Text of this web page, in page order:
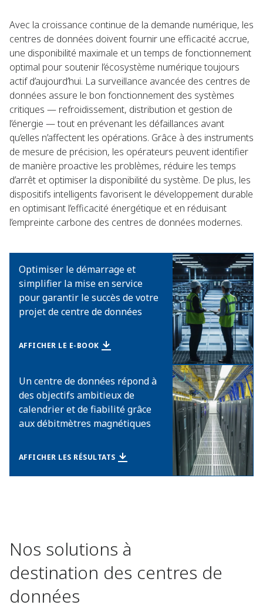
Avec la croissance continue de la demande numérique, les
centres de données doivent fournir une efficacité accrue,
une disponibilité maximale et un temps de fonctionnement
optimal pour soutenir l’écosystème numérique toujours
actif d’aujourd’hui. La surveillance avancée des centres de
données assure le bon fonctionnement des systèmes
critiques — refroidissement, distribution et gestion de
l’énergie — tout en prévenant les défaillances avant
qu’elles n’affectent les opérations. Grâce à des instruments
de mesure de précision, les opérateurs peuvent identifier
de manière proactive les problèmes, réduire les temps
d’arrêt et optimiser la disponibilité du système. De plus, les
dispositifs intelligents favorisent le développement durable
en optimisant l’efficacité énergétique et en réduisant
l’empreinte carbone des centres de données modernes.​
Optimiser le démarrage et
simplifier la mise en service
pour garantir le succès de votre
projet de centre de données ​
AFFICHER LE E-BOOK
Un centre de données répond à
des objectifs ambitieux de
calendrier et de fiabilité grâce
aux débitmètres magnétiques
AFFICHER LES RÉSULTATS​
Nos solutions à
destination des centres de
données​